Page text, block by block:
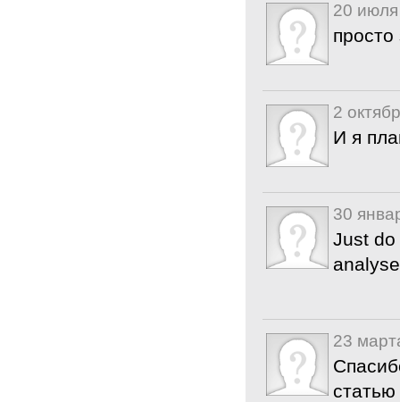
20
2
И я
30
Just
23
статью